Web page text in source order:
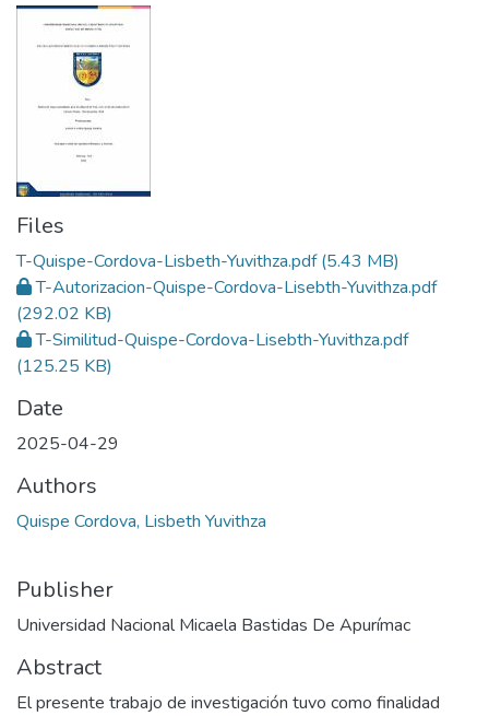
Files
T-Quispe-Cordova-Lisbeth-Yuvithza.pdf(5.43 MB)
T-Autorizacion-Quispe-Cordova-Lisebth-Yuvithza.pdf
(292.02 KB)
T-Similitud-Quispe-Cordova-Lisebth-Yuvithza.pdf
(125.25 KB)
Date
2025-04-29
Authors
Quispe Cordova, Lisbeth Yuvithza
Publisher
Universidad Nacional Micaela Bastidas De Apurímac
Abstract
El presente trabajo de investigación tuvo como finalidad